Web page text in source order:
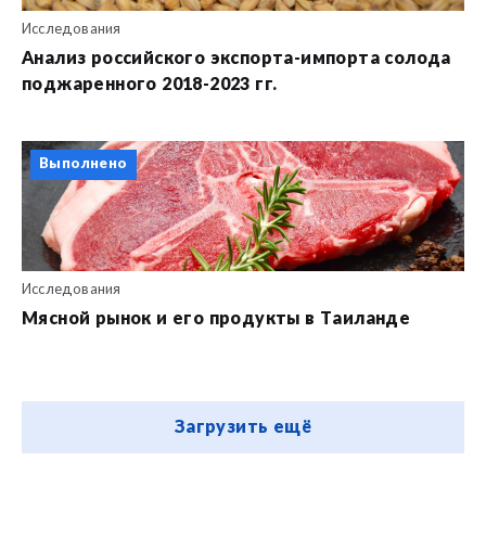
Исследования
Анализ российского экспорта-импорта солода
поджаренного 2018-2023 гг.
Выполнено
Исследования
Мясной рынок и его продукты в Таиланде
Загрузить ещё